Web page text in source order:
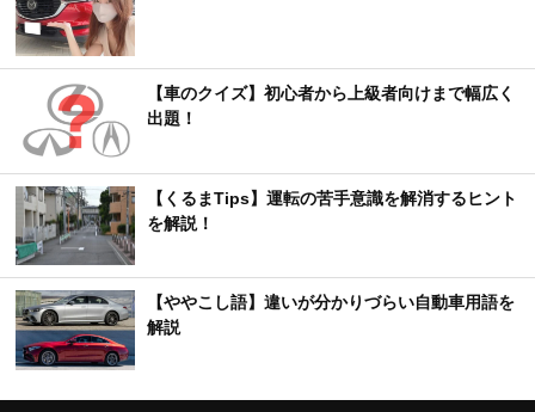
【車のクイズ】初心者から上級者向けまで幅広く
出題！
【くるまTips】運転の苦手意識を解消するヒント
を解説！
【ややこし語】違いが分かりづらい自動車用語を
解説